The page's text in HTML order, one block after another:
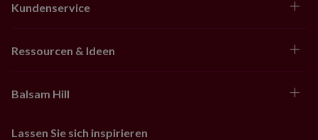
Haltbarkeit empfehlen wir, den Artikel maximal
Kundenservice
Ressourcen & Ideen
Balsam Hill
Lassen Sie sich inspirieren